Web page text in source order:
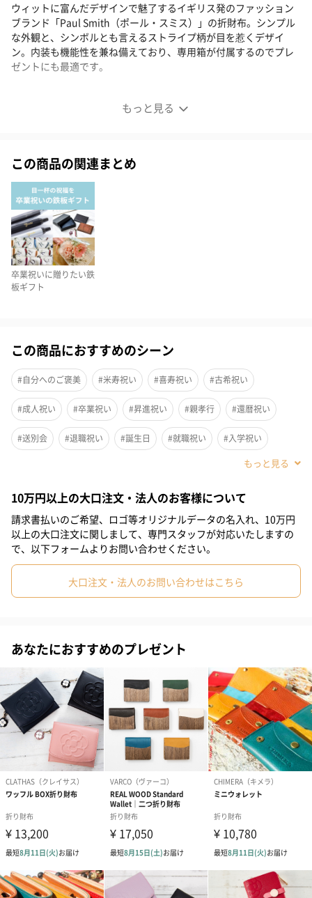
もっと見る
ウィットに富んだデザインで魅了するイギリス発のファッション
ブランド「Paul Smith（ポール・スミス）」の折財布。シンプル
な外観と、シンボルとも言えるストライプ柄が目を惹くデザイ
ン。内装も機能性を兼ね備えており、専用箱が付属するのでプレ
ゼントにも最適です。
おしゃれと機能性を兼ね備えた2つ折り財布
シンプルな外観とシンボルであるストライプ柄が目を惹く折財布
「Paul Smith（ポール・スミス）」
「Paul Smith（ポール・スミス）」はイギリス発のファッション
ブランド。特徴は、何といってもウィットに富んだデザインで
おしゃれを演出しています。特にストライプ柄は有名で、無地に
ストライプのワンポイントを入れたデザインが定番となっていま
す。
シンプルな中にも遊び心が光る財布を贈りませんか？
20～30代の男性を中心に、性別年代問わず人気の「Paul Smith」
の2つ折り財布。内側はカラフルなストライプ柄ですが、見た目は
落ち着いた印象なので、スーツスタイルにもマッチします。おし
ゃれで遊び心を取り入れたデザインは、プレゼントにはもちろ
ん、ご自分用としてもおすすめです。
この商品の関連まとめ
卒業祝いに贈りたい鉄
板ギフト
この商品におすすめのシーン
#自分へのご褒美 #米寿祝い #喜寿祝い #古希祝い
#成人祝い #卒業祝い #昇進祝い #親孝行 #還暦祝い
#送別会 #退職祝い #誕生日 #就職祝い #入学祝い
#クリスマス
#お祝い #父の日 #母の日 #男子大学生 #親戚女性
#親戚男性 #義母 #義父 #部下女性 #部下男性 #甥
#姪 #娘 #息子 #姉 #妹 #兄
#同僚男性 #同僚女性 #上司男性 #上司女性
#男性 #男友達 #女友達 #彼氏
#20代後半 #30代 #60代 #70代
#80代 #90代
10万円以上の大口注文・法人のお客様について
請求書払いのご希望、ロゴ等オリジナルデータの名入れ、10万円
以上の大口注文に関しまして、専門スタッフが対応いたしますの
で、以下フォームよりお問い合わせください。
大口注文・法人のお問い合わせはこちら
あなたにおすすめのプレゼント